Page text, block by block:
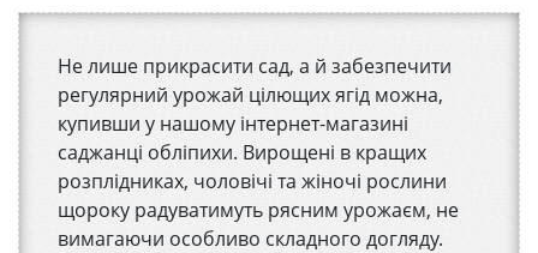
Не лише прикрасити сад, а й забезпечити
регулярний урожай цілющих ягід можна,
купивши у нашому інтернет-магазині
саджанці обліпихи. Вирощені в кращих
розплідниках, чоловічі та жіночі рослини
щороку радуватимуть рясним урожаєм, не
вимагаючи особливо складного догляду.